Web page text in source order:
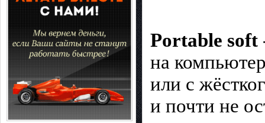
Portable soft
на
или с
и почти не